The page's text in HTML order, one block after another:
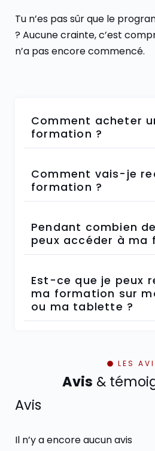
Tu n’es pas sûr que le
? Aucune crainte, c’est
n’a pas encore commencé.
Comment acheter
formation ?
Comment vais-je
formation ?
Pendant combien
peux accéder à ma
Est-ce que je peux
ma formation sur
ou ma tablette ?
LES
Avis &
Avis
Il n’y a encore aucun avis